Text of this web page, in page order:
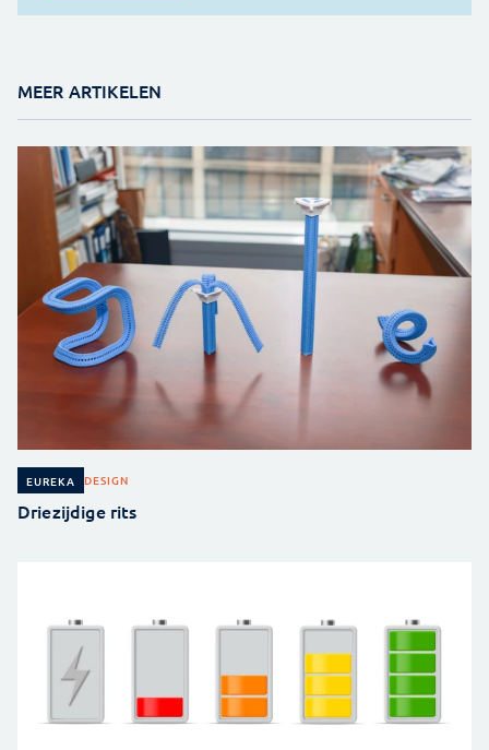
MEER ARTIKELEN
EUREKA DESIGN
Driezijdige rits